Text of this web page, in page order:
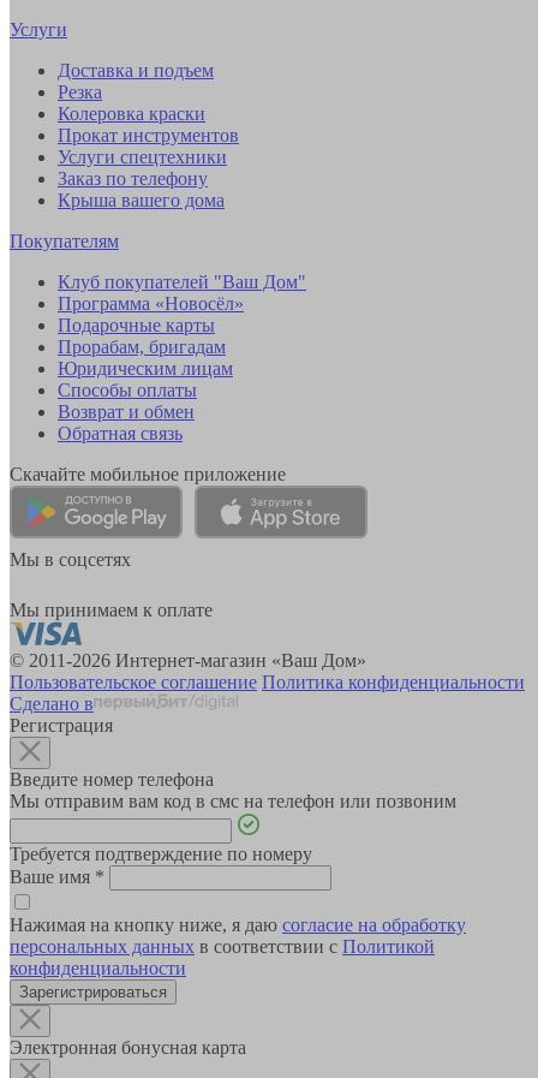
Услуги
Доставка и подъем
Резка
Колеровка краски
Прокат инструментов
Услуги спецтехники
Заказ по телефону
Крыша вашего дома
Покупателям
Клуб покупателей "Ваш Дом"
Программа «Новосёл»
Подарочные карты
Прорабам, бригадам
Юридическим лицам
Способы оплаты
Возврат и обмен
Обратная связь
Скачайте мобильное приложение
Мы в соцсетях
Мы принимаем к оплате
© 2011-2026 Интернет-магазин «Ваш Дом»
Пользовательское соглашение Политика конфиденциальности
Сделано в
Регистрация
Введите номер телефона
Мы отправим вам код в смс на телефон или позвоним
Требуется подтверждение по номеру
Ваше имя *
Нажимая на кнопку ниже, я даю согласие на обработку
персональных данных в соответствии с Политикой
конфиденциальности
Зарегистрироваться
Электронная бонусная карта